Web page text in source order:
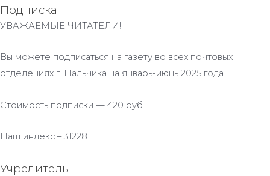
Подписка
УВАЖАЕМЫЕ ЧИТАТЕЛИ!
Вы можете подписаться на газету во всех почтовых
отделениях г. Нальчика на январь-июнь 2025 года.
Стоимость подписки — 420 руб.
Наш индекс – 31228.
Учредитель